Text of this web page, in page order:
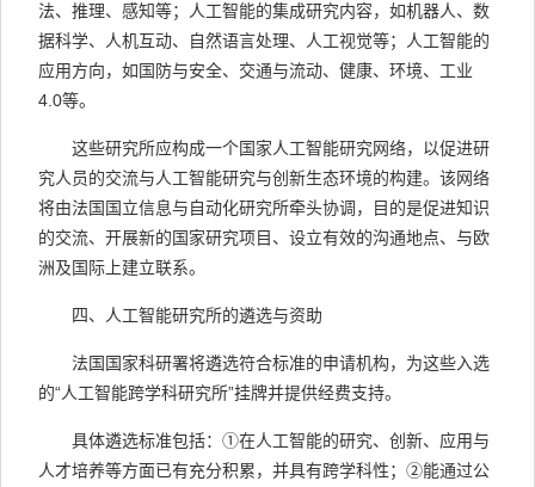
法、推理、感知等；人工智能的集成研究内容，如机器人、数
据科学、人机互动、自然语言处理、人工视觉等；人工智能的
应用方向，如国防与安全、交通与流动、健康、环境、工业
4.0等。
这些研究所应构成一个国家人工智能研究网络，以促进研
究人员的交流与人工智能研究与创新生态环境的构建。该网络
将由法国国立信息与自动化研究所牵头协调，目的是促进知识
的交流、开展新的国家研究项目、设立有效的沟通地点、与欧
洲及国际上建立联系。
四、人工智能研究所的遴选与资助
法国国家科研署将遴选符合标准的申请机构，为这些入选
的“人工智能跨学科研究所”挂牌并提供经费支持。
具体遴选标准包括：①在人工智能的研究、创新、应用与
人才培养等方面已有充分积累，并具有跨学科性；②能通过公